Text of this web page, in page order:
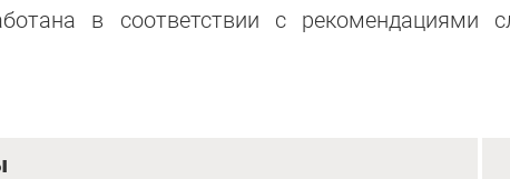
в соответствии с рекомендациями